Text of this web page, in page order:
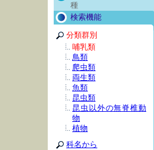
種
検索機能
分類群別
哺乳類
鳥類
爬虫類
両生類
魚類
昆虫類
昆虫以外の無脊椎動
物
植物
科名から